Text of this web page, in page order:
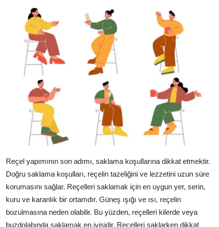
Reçel yapımının son adımı, saklama koşullarına dikkat etmektir.
Doğru saklama koşulları, reçelin tazeliğini ve lezzetini uzun süre
korumasını sağlar. Reçelleri saklamak için en uygun yer, serin,
kuru ve karanlık bir ortamdır. Güneş ışığı ve ısı, reçelin
bozulmasına neden olabilir. Bu yüzden, reçelleri kilerde veya
buzdolabında saklamak en iyisidir. Reçelleri saklarken dikkat